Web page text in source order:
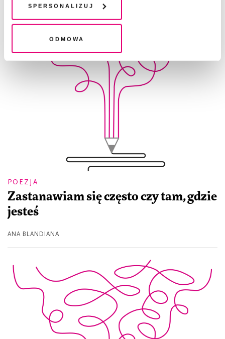
plików cookie". Wycofanie zgody nie wpływa na
legalność przetwarzania danych przed jej wycofaniem
Spersonalizuj
Odmowa
POEZJA
Zastanawiam się często czy tam, gdzie
jesteś
ANA BLANDIANA